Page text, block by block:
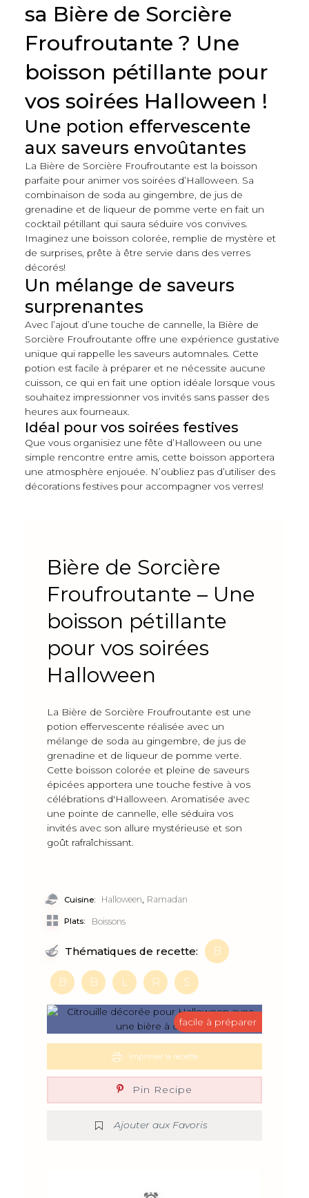
sa Bière de Sorcière
Froufroutante ? Une
boisson pétillante pour
vos soirées Halloween !
Une potion effervescente
aux saveurs envoûtantes
La Bière de Sorcière Froufroutante est la boisson
parfaite pour animer vos soirées d’Halloween. Sa
combinaison de soda au gingembre, de jus de
grenadine et de liqueur de pomme verte en fait un
cocktail pétillant qui saura séduire vos convives.
Imaginez une boisson colorée, remplie de mystère et
de surprises, prête à être servie dans des verres
décorés!
Un mélange de saveurs
surprenantes
Avec l’ajout d’une touche de cannelle, la Bière de
Sorcière Froufroutante offre une expérience gustative
unique qui rappelle les saveurs automnales. Cette
potion est facile à préparer et ne nécessite aucune
cuisson, ce qui en fait une option idéale lorsque vous
souhaitez impressionner vos invités sans passer des
heures aux fourneaux.
Idéal pour vos soirées festives
Que vous organisiez une fête d’Halloween ou une
simple rencontre entre amis, cette boisson apportera
une atmosphère enjouée. N’oubliez pas d’utiliser des
décorations festives pour accompagner vos verres!
Bière de Sorcière
Froufroutante – Une
boisson pétillante
pour vos soirées
Halloween
La Bière de Sorcière Froufroutante est une
potion effervescente réalisée avec un
mélange de soda au gingembre, de jus de
grenadine et de liqueur de pomme verte.
Cette boisson colorée et pleine de saveurs
épicées apportera une touche festive à vos
célébrations d'Halloween. Aromatisée avec
une pointe de cannelle, elle séduira vos
invités avec son allure mystérieuse et son
goût rafraîchissant.
Cuisine: Halloween Ramadan
Plats: Boissons
Thématiques de recette: B
B B L R S
Imprimer la recette
Pin Recipe
Ajouter aux Favoris
facile à préparer